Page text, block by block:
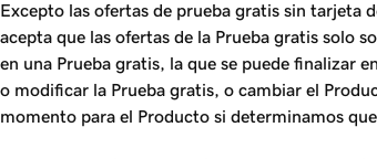
Excepto las ofertas de prueba gratis sin tarjeta
acepta que las ofertas de la Prueba gratis solo
en una Prueba gratis, la que se puede finalizar
o modificar la Prueba gratis, o cambiar el
momento para el Producto si determinamos